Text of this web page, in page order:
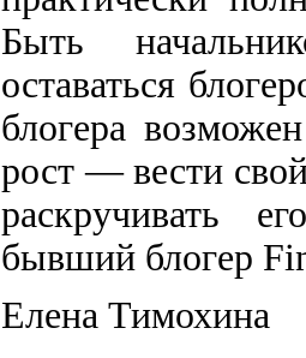
Быть
оставаться
блогера
рост — вести
раскручивать
бывший блогер
Елена Тимохина